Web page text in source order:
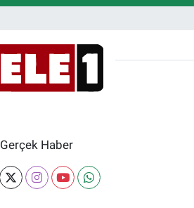
Gerçek Haber